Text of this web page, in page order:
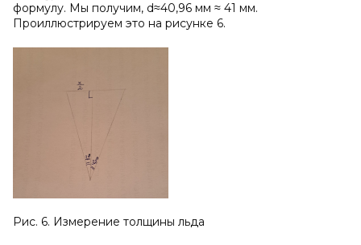
формулу. Мы получим, d≈40,96 мм ≈ 41 мм.
Проиллюстрируем это на рисунке 6.
Рис. 6. Измерение толщины льда